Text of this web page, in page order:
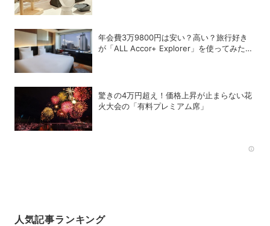
年会費3万9800円は安い？高い？旅行好き
が「ALL Accor+ Explorer」を使ってみたら
驚きの4万円超え！価格上昇が止まらない花
火大会の「有料プレミアム席」
人気記事ランキング